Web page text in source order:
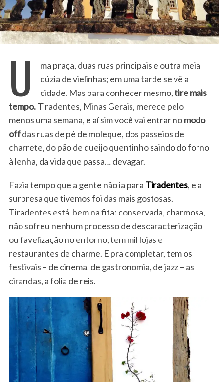
U
ma praça, duas ruas principais e outra meia
dúzia de vielinhas; em uma tarde se vê a
cidade. Mas para conhecer mesmo,tire mais
tempo.Tiradentes, Minas Gerais, merece pelo
menos uma semana, e aí sim você vai entrar nomodo
offdas ruas de pé de moleque, dos passeios de
charrete, do pão de queijo quentinho saindo do forno
à lenha, da vida que passa… devagar.
Fazia tempo que a gente não ia para Tiradentes, e a
surpresa que tivemos foi das mais gostosas.
Tiradentes está bem na fita: conservada, charmosa,
não sofreu nenhum processo de descaracterização
ou favelização no entorno, tem mil lojas e
restaurantes de charme. E pra completar, tem os
festivais – de cinema, de gastronomia, de jazz – as
cirandas, a folia de reis.